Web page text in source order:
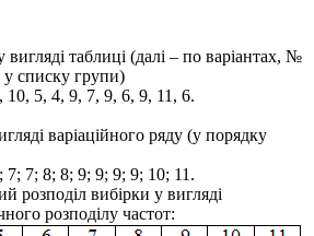
таблиці (далі – по варіантах, №
у списку групи)
10, 5, 4, 9, 7, 9, 6, 9, 11, 6.
варіаційного ряду (у порядку
7; 8; 8; 9; 9; 9; 9; 10; 11.
розподіл вибірки у вигляді
розподілу частот: